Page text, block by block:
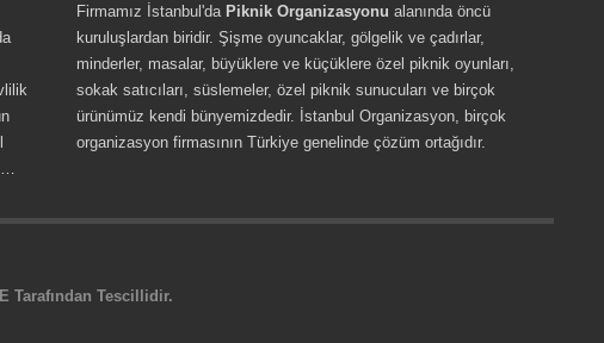
Firmamız İstanbul'da Piknik Organizasyonu alanında öncü
kuruluşlardan biridir. Şişme oyuncaklar, gölgelik ve çadırlar,
minderler, masalar, büyüklere ve küçüklere özel piknik oyunları,
sokak satıcıları, süslemeler, özel piknik sunucuları ve birçok
ürünümüz kendi bünyemizdedir. İstanbul Organizasyon, birçok
organizasyon firmasının Türkiye genelinde çözüm ortağıdır.
Tarafından Tescillidir.